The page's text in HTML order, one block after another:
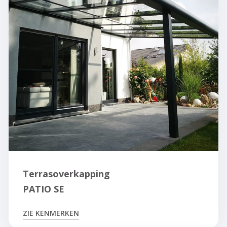
Terrasoverkapping
PATIO SE
ZIE KENMERKEN